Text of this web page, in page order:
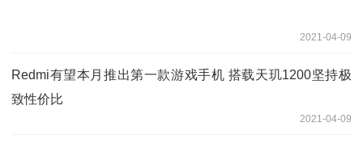
2021-04-09
Redmi有望本月推出第一款游戏手机 搭载天玑1200坚持极
致性价比
2021-04-09